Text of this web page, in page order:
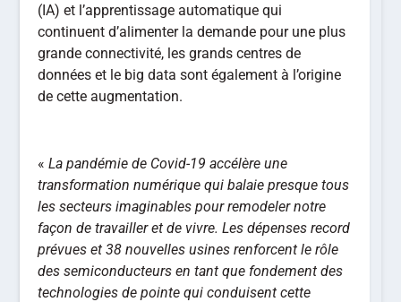
(IA) et l’apprentissage automatique qui
continuent d’alimenter la demande pour une plus
grande connectivité, les grands centres de
données et le big data sont également à l’origine
de cette augmentation.
«La pandémie de Covid-19 accélère une
transformation numérique qui balaie presque tous
les secteurs imaginables pour remodeler notre
façon de travailler et de vivre. Les dépenses record
prévues et 38 nouvelles usines renforcent le rôle
des semiconducteurs en tant que fondement des
technologies de pointe qui conduisent cette